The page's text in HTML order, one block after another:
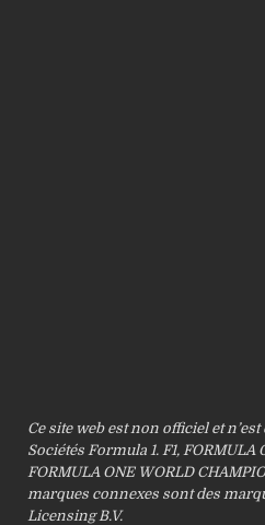
Ce site web est non officiel et
Sociétés Formula 1. F1, FORMULA
FORMULA ONE WORLD
marques connexes sont des
Licensing B.V.